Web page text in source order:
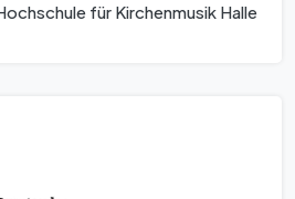
für Kirchenmusik Halle